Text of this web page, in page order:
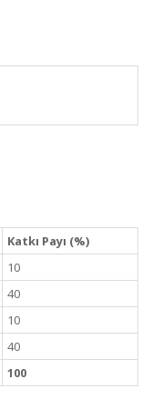
Katkı Payı (%)
10
40
10
40
100